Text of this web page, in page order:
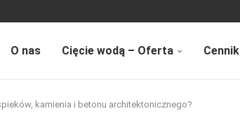
O nas Cięcie wodą – Oferta Cennik
kamienia i betonu architektonicznego?